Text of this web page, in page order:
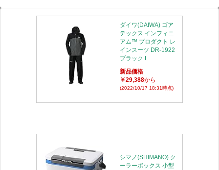
ダイワ(DAIWA) ゴア
テックス インフィニ
アム™ プロダクト レ
インスーツ DR-1922
ブラック L
新品価格
￥29,388から
(2022/10/17 18:31時点)
シマノ(SHIMANO) ク
ーラーボックス 小型